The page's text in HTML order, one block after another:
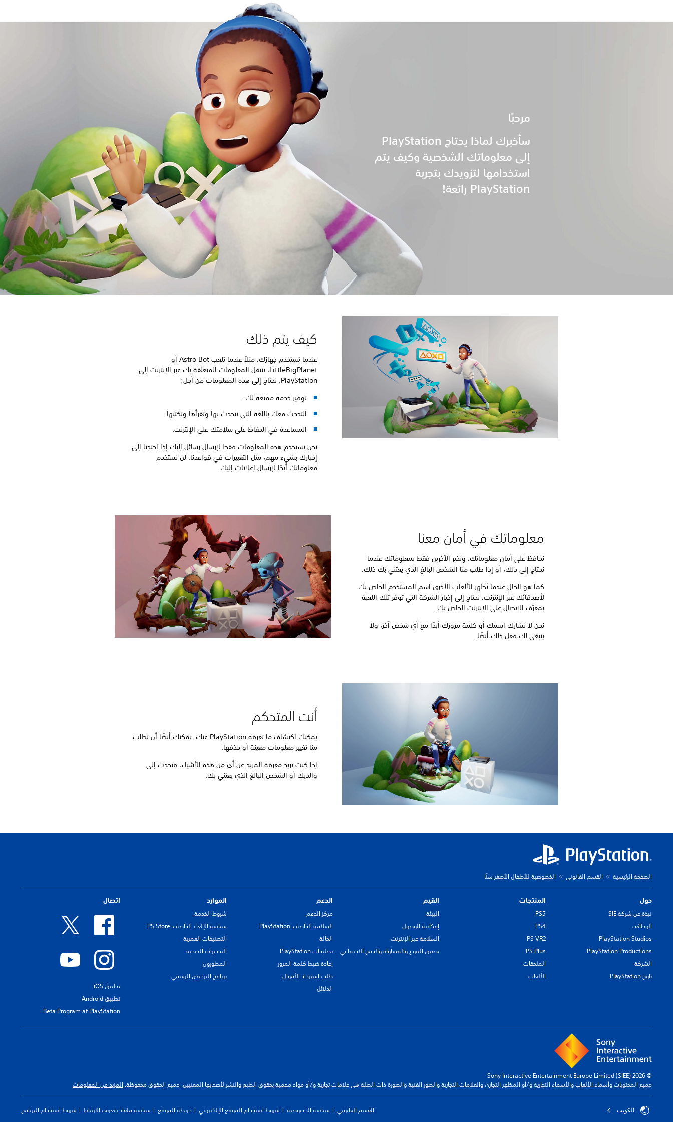
مرحبًا
سأخبرك لماذا يحتاج PlayStation
إلى معلوماتك الشخصية وكيف يتم
استخدامها لتزويدك بتجربة
PlayStation رائعة!
كيف يتم ذلك
عندما تستخدم جهازك، مثلاً عندما تلعب Astro Bot أو
LittleBigPlanet، تنتقل المعلومات المتعلقة بك عبر الإنترنت إلى
PlayStation. نحتاج إلى هذه المعلومات من أجل:
توفير خدمة ممتعة لك.
التحدث معك باللغة التي تتحدث بها وتقرأها وتكتبها.
المساعدة في الحفاظ على سلامتك على الإنترنت.
نحن نستخدم هذه المعلومات فقط لإرسال رسائل إليك إذا احتجنا إلى
إخبارك بشيء مهم، مثل التغييرات في قواعدنا. لن نستخدم
معلوماتك أبدًا لإرسال إعلانات إليك.
معلوماتك في أمان معنا
نحافظ على أمان معلوماتك، ونخبر الآخرين فقط بمعلوماتك عندما
نحتاج إلى ذلك، أو إذا طلب منا الشخص البالغ الذي يعتني بك ذلك.
كما هو الحال عندما تُظهر الألعاب الأخرى اسم المستخدم الخاص بك
لأصدقائك عبر الإنترنت، نحتاج إلى إخبار الشركة التي توفر تلك اللعبة
بمعرّف الاتصال على الإنترنت الخاص بك.
نحن لا نشارك اسمك أو كلمة مرورك أبدًا مع أي شخص آخر، ولا
ينبغي لك فعل ذلك أيضًا.
أنت المتحكم
يمكنك اكتشاف ما تعرفه PlayStation عنك. يمكنك أيضًا أن تطلب
منا تغيير معلومات معينة أو حذفها.
إذا كنت تريد معرفة المزيد عن أي من هذه الأشياء، فتحدث إلى
والديك أو الشخص البالغ الذي يعتني بك.
الصفحة الرئيسية القسم القانوني الخصوصية للأطفال الأصغر سنًا
حول
نبذة عن شركة SIE
الوظائف
PlayStation Studios
PlayStation Productions
الشركة
تاريخ PlayStation
المنتجات
PS5
PS4
PS VR2
PS Plus
الملحقات
الألعاب
القيم
البيئة
إمكانية الوصول
السلامة عبر الإنترنت
تحقيق التنوع والمساواة والدمج الاجتماعي
الدعم
مركز الدعم
السلامة الخاصة بـ PlayStation
الحالة
تصليحات PlayStation
إعادة ضبط كلمة المرور
طلب استرداد الأموال
الدلائل
الموارد
شروط الخدمة
سياسة الإلغاء الخاصة بـ PS Store
التصنيفات العمرية
التحذيرات الصحية
المطورون
برنامج الترخيص الرسمي
اتصال
تطبيق iOS
تطبيق Android
Beta Program at PlayStation
© 2026 Sony Interactive Entertainment Europe Limited (SIEE)
جميع المحتويات وأسماء الألعاب والأسماء التجارية و/أو المظهر التجاري والعلامات التجارية والصور الفنية والصورة ذات الصلة هي علامات تجارية و/أو مواد محمية بحقوق الطبع والنشر لأصحابها المعنيين. جميع الحقوق محفوظة. المزيد من المعلومات
الكويت‎ القسم القانوني سياسة الخصوصية شروط استخدام الموقع الإلكتروني خريطة الموقع سياسة ملفات تعريف الارتباط شروط استخدام البرنامج